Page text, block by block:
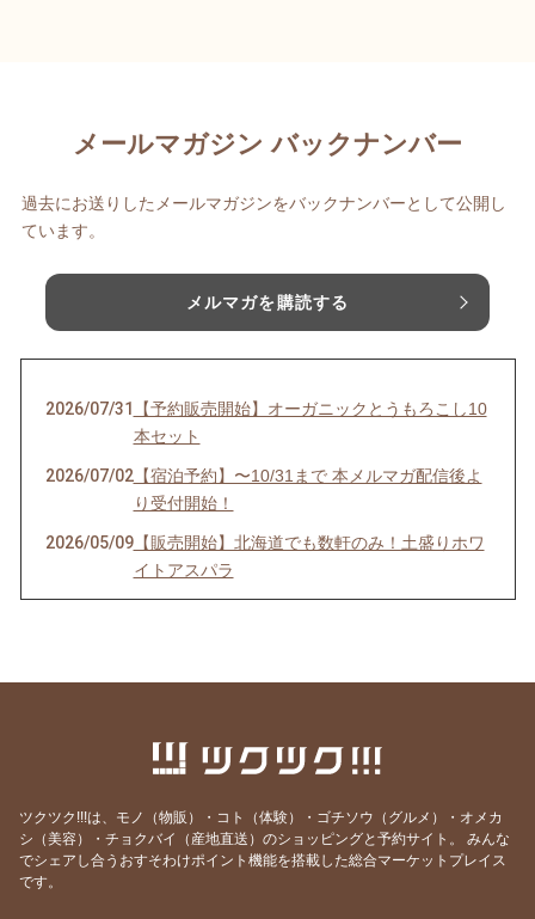
メールマガジン バックナンバー
過去にお送りしたメールマガジンをバックナンバーとして公開し
ています。
メルマガを購読する
2026/07/31
【予約販売開始】オーガニックとうもろこし10
本セット
2026/07/02【宿泊予約】〜10/31まで 本メルマガ配信後よ
り受付開始！
2026/05/09【販売開始】北海道でも数軒のみ！土盛りホワ
イトアスパラ
想いのふるさと納税
を特別価格で
2025/12/13 【再案内】冷凍惣菜、年内発送まだ間に合いま
ツクツク!!!は、モノ（物販）・コト（体験）・ゴチソウ（グルメ）・オメカ
シ（美容）・チョクバイ（産地直送）のショッピングと予約サイト。
みんな
でシェアし合うおすそわけポイント機能を搭載した総合マーケットプレイス
です。